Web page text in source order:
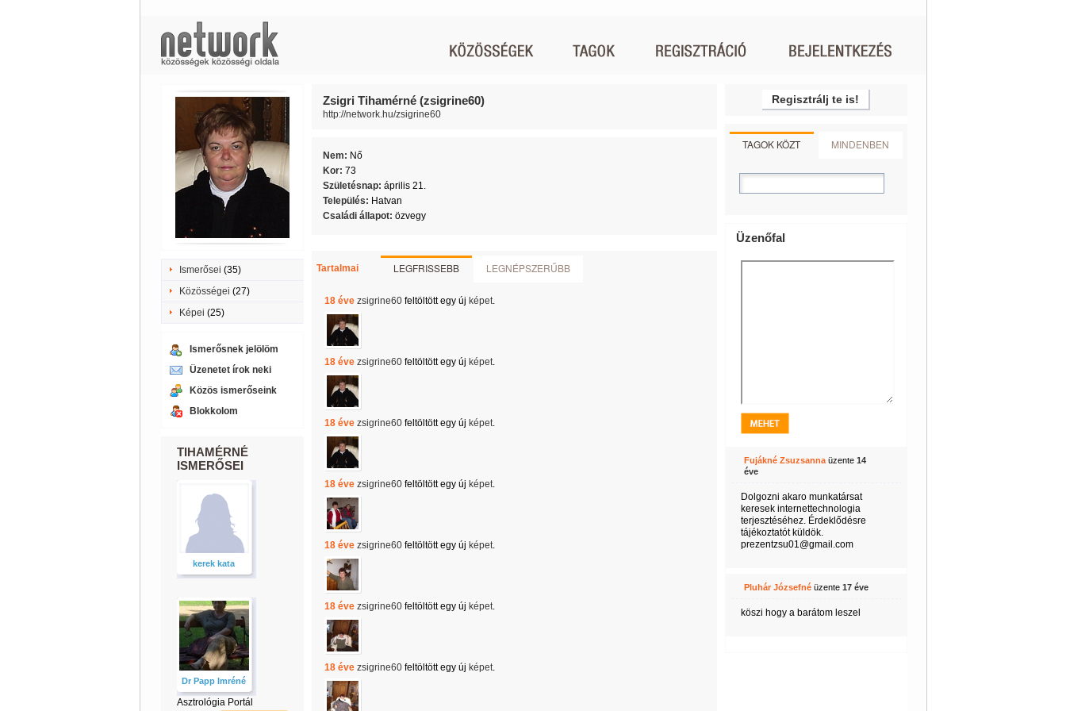
Ismerősei (35)
Közösségei (27)
Képei (25)
Ismerősnek jelölöm
Üzenetet írok neki
Közös ismerőseink
Blokkolom
TIHAMÉRNÉ
ISMERŐSEI
kerek kata
Dr Papp Imréné
Asztrológia Portál
Zsigri Tihamérné (zsigrine60)
http://network.hu/zsigrine60
Nem: Nő
Kor: 73
Születésnap: április 21.
Település: Hatvan
Családi állapot: özvegy
Tartalmai LEGFRISSEBB LEGNÉPSZERŰBB
18 éve zsigrine60feltöltött egy új képet.
18 éve zsigrine60feltöltött egy új képet.
18 éve zsigrine60feltöltött egy új képet.
18 éve zsigrine60feltöltött egy új képet.
18 éve zsigrine60feltöltött egy új képet.
18 éve zsigrine60feltöltött egy új képet.
18 éve zsigrine60feltöltött egy új képet.
Regisztrálj te is!
TAGOK KÖZT MINDENBEN
Üzenőfal
Fujákné Zsuzsannaüzente 14
éve
Dolgozni akaro munkatársat
keresek internettechnologia
terjesztéséhez. Érdeklődésre
tájékoztatót küldök.
prezentzsu01@gmail.com
Pluhár Józsefnéüzente 17 éve
köszi hogy a barátom leszel